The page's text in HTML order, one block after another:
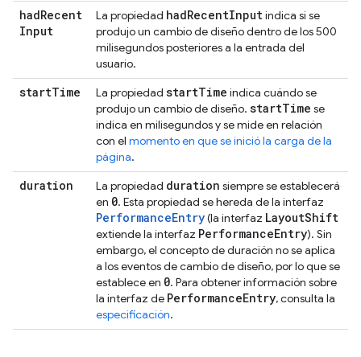
hadRecent
Input
La propiedad hadRecentInputindica si se
produjo un cambio de diseño dentro de los 500
milisegundos posteriores a la entrada del
usuario.
startTime La propiedad startTime indica cuándo se
produjo un cambio de diseño. startTime se
indica en milisegundos y se mide en relación
con el momento en que se inició la carga de la
página.
duration La propiedad duration siempre se establecerá
en 0. Esta propiedad se hereda de la interfaz
PerformanceEntry(la interfaz LayoutShift
extiende la interfaz PerformanceEntry). Sin
embargo, el concepto de duración no se aplica
a los eventos de cambio de diseño, por lo que se
establece en 0. Para obtener información sobre
la interfaz de PerformanceEntry, consulta la
especificación.